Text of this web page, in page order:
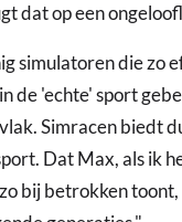
dat op een
simulatoren die zo
de 'echte' sport
Simracen biedt
Dat Max, als ik
bij betrokken toont,